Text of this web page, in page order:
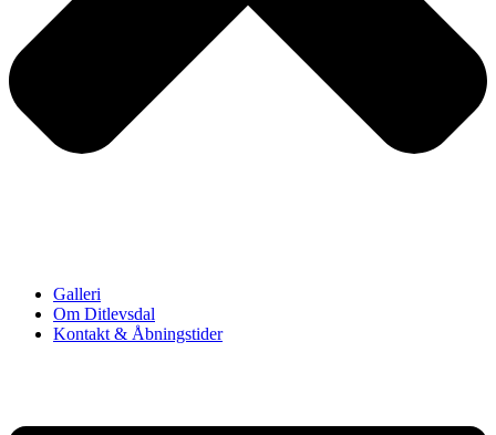
Galleri
Om Ditlevsdal
Kontakt & Åbningstider